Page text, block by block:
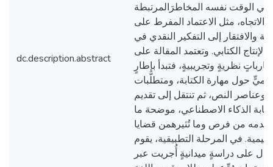
dc.description.abstract
في الوقت نفسه المخاطرَالمرتبطة
الاتجاه، مثل الاعتماد المفرط على
والافتقار إلى التفكير النقدي في
الإنتاج الكتابي. وتعتمد المقالة على
نظريةٍ وتجريبيةٍ، فتبدأ بإطارٍ
حول مهارة الكتابة، ومتطلَّبات
النص، ثم تنتقل إلى تقديم
الذكاء الاصطناعي، موضحة ما
تقدمه من فرص وما تُثيرهمن قضايا
في المرحلة التطبيقية، يقوم
على دراسةٍ ميدانيةٍ أُجريت عبر